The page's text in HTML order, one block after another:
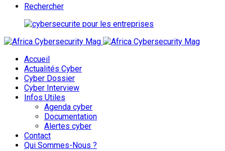
Rechercher
Accueil
Actualités Cyber
Cyber Dossier
Cyber Interview
Infos Utiles
Agenda cyber
Documentation
Alertes cyber
Contact
Qui Sommes-Nous ?